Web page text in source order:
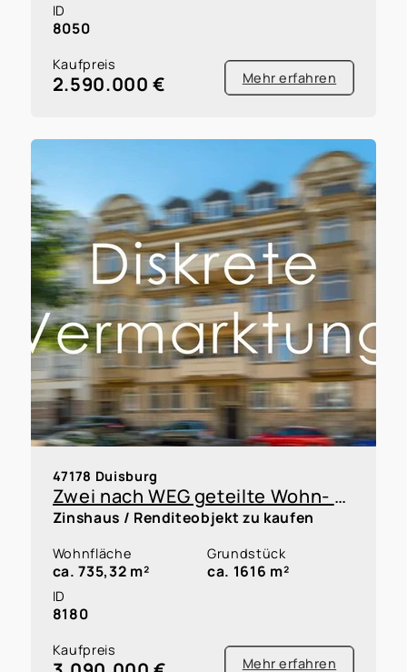
ID
8050
Kaufpreis
2.590.000 € Mehr erfahren
47178 Duisburg
Zwei nach WEG geteilte Wohn- & Geschäftshäuser in Duisburg-Vierlinden
Zinshaus / Renditeobjekt zu kaufen
Wohnfläche
ca. 735,32 m²
Grundstück
ca. 1616 m²
ID
8180
Kaufpreis
Mehr erfahren